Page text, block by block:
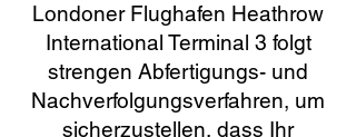
Londoner Flughafen Heathrow
International Terminal 3 folgt
strengen Abfertigungs- und
Nachverfolgungsverfahren, um
sicherzustellen, dass Ihr